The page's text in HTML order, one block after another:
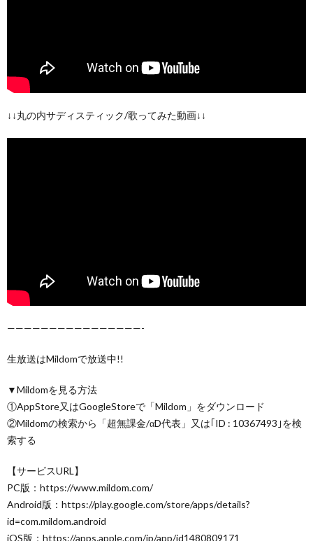
↓↓丸の内サディスティック/歌ってみた動画↓↓
————————————————-
生放送はMildomで放送中!!
▼Mildomを見る方法
①AppStore又はGoogleStoreで「Mildom」をダウンロード
②Mildomの検索から「超無課金/αD代表」又は｢ID : 10367493｣を検
索する
【サービスURL】
PC版：https://www.mildom.com/
Android版：https://play.google.com/store/apps/details?
id=com.mildom.android
iOS版：https://apps.apple.com/jp/app/id1480809171